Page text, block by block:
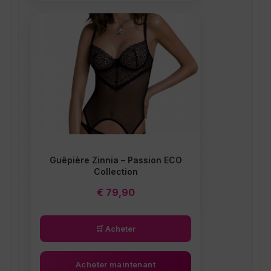
Guêpière Zinnia – Passion ECO
Collection
€ 79,90
🛒 Acheter
Acheter maintenant